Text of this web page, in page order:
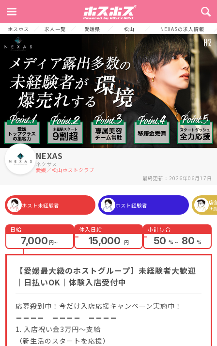
ホスホス 求人一覧 愛媛県 松山 NEXASの求人情報
TOP お店からのメッセージ 募集要項
NEXAS
ネクサス
愛媛／松山ホストクラブ
最終更新：2026年06月17日
ホスト未経験者 ホスト経験者 店
社員
日給
7,000 円～
体入日給
15,000 円
小計歩合
50 % ～ 80%
【愛媛最大級のホストグループ】未経験者大歓迎
｜日払いOK｜体験入店受付中
応募殺到中！今だけ入店応援キャンペーン実施中！
＝＝＝＝ ＝＝＝＝ ＝＝＝＝
1. 入店祝い金3万円〜支給
（新生活のスタートを応援）